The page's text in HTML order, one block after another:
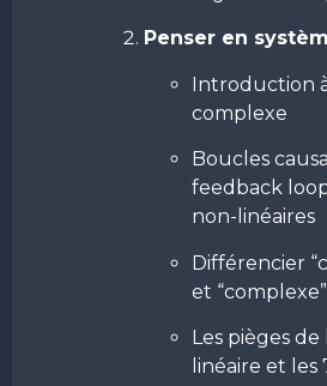
Penser en
Introduction
complexe
Boucles
feedback
non-linéaires
Différencier
et “complexe”
Les pièges de
linéaire et les